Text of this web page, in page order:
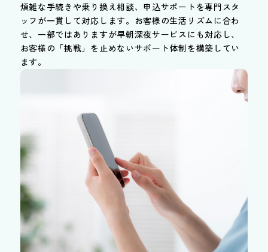
煩雑な手続きや乗り換え相談、申込サポートを専門スタ
ッフが一貫して対応します。お客様の生活リズムに合わ
せ、一部ではありますが早朝深夜サービスにも対応し、
お客様の「挑戦」を止めないサポート体制を構築してい
ます。